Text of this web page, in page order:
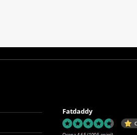
Fatdaddy